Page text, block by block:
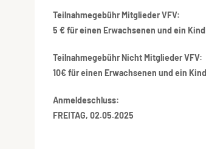
Teilnahmegebühr Mitglieder VFV:
5 € für einen Erwachsenen und ein Kind
Teilnahmegebühr Nicht Mitglieder VFV:
10€ für einen Erwachsenen und ein Kind
Anmeldeschluss:
FREITAG, 02.05.2025